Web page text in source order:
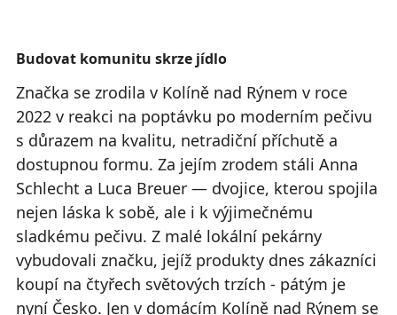
Budovat komunitu skrze jídlo
Značka se zrodila v Kolíně nad Rýnem v roce
2022 v reakci na poptávku po moderním pečivu
s důrazem na kvalitu, netradiční příchutě a
dostupnou formu. Za jejím zrodem stáli Anna
Schlecht a Luca Breuer — dvojice, kterou spojila
nejen láska k sobě, ale i k výjimečnému
sladkému pečivu. Z malé lokální pekárny
vybudovali značku, jejíž produkty dnes zákazníci
koupí na čtyřech světových trzích - pátým je
nyní Česko. Jen v domácím Kolíně nad Rýnem se